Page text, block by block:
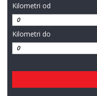
Kilometri od
Kilometri do